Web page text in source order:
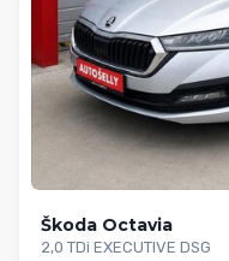
Škoda Octavia
2,0 TDi EXECUTIVE DSG